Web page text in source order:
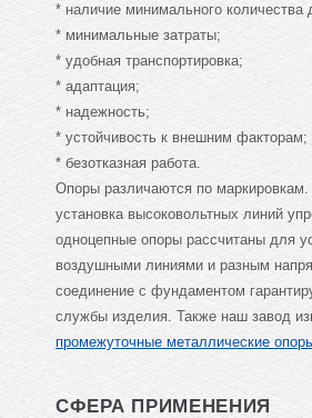
* наличие минимального количества
* минимальные затраты;
* удобная транспортировка;
* адаптация;
* надежность;
* устойчивость к внешним факторам;
* безотказная работа.
Опоры различаются по
установка высоковольтных линий
одноцепные опоры рассчитаны для
воздушными линиями и разным
соединение с фундаментом
службы изделия. Также наш завод
промежуточные металлические
СФЕРА ПРИМЕНЕНИЯ